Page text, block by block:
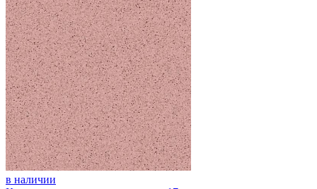
в наличии